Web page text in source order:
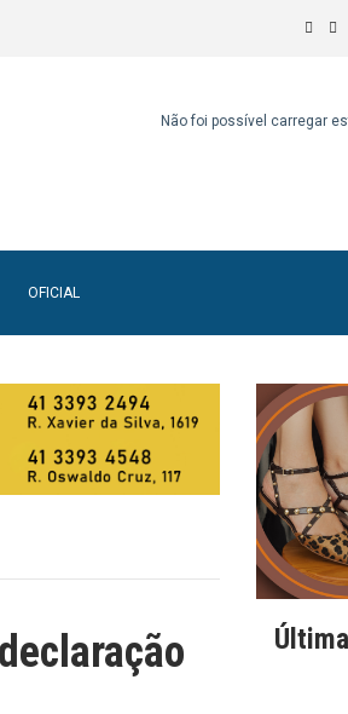
Não foi possível carregar
OFICIAL